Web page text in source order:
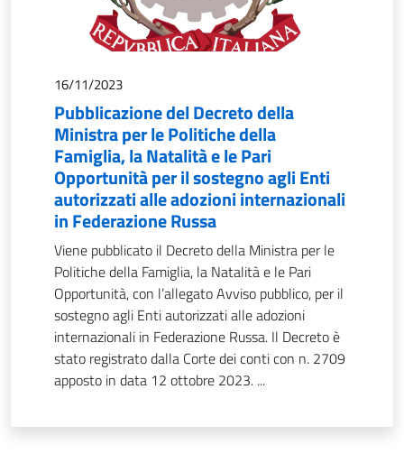
16/11/2023
Pubblicazione del Decreto della
Ministra per le Politiche della
Famiglia, la Natalità e le Pari
Opportunità per il sostegno agli Enti
autorizzati alle adozioni internazionali
in Federazione Russa
Viene pubblicato il Decreto della Ministra per le
Politiche della Famiglia, la Natalità e le Pari
Opportunità, con l’allegato Avviso pubblico, per il
sostegno agli Enti autorizzati alle adozioni
internazionali in Federazione Russa. Il Decreto è
stato registrato dalla Corte dei conti con n. 2709
apposto in data 12 ottobre 2023. ...